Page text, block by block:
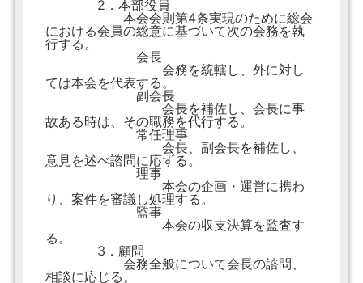
2．本部役員
本会会則第4条実現のために総会
における会員の総意に基づいて次の会務を執
行する。
会長
会務を統轄し、外に対し
ては本会を代表する。
副会長
会長を補佐し、会長に事
故ある時は、その職務を代行する。
常任理事
会長、副会長を補佐し、
意見を述べ諮問に応ずる。
理事
本会の企画・運営に携わ
り、案件を審議し処理する。
監事
本会の収支決算を監査す
る。
3．顧問
会務全般について会長の諮問、
相談に応じる。